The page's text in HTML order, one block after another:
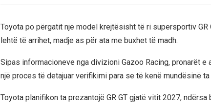
Toyota po përgatit një model krejtësisht të ri supersportiv GR
lehtë të arrihet, madje as për ata me buxhet të madh.
Sipas informacioneve nga divizioni Gazoo Racing, pronarët e
një proces të detajuar verifikimi para se të kenë mundësinë ta
Toyota planifikon ta prezantojë GR GT gjatë vitit 2027,